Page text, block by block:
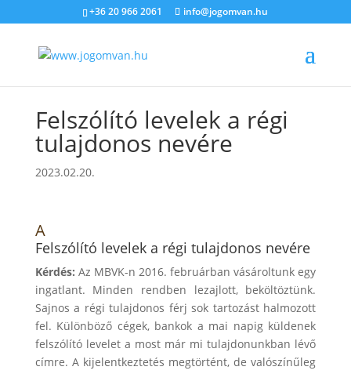
+36 20 966 2061 info@jogomvan.hu
Felszólító levelek a régi
tulajdonos nevére
2023.02.20.
A
Felszólító levelek a régi tulajdonos nevére
Kérdés: Az MBVK-n 2016. februárban vásároltunk egy
ingatlant. Minden rendben lezajlott, beköltöztünk.
Sajnos a régi tulajdonos férj sok tartozást halmozott
fel. Különböző cégek, bankok a mai napig küldenek
felszólító levelet a most már mi tulajdonunkban lévő
címre. A kijelentkeztetés megtörtént, de valószínűleg